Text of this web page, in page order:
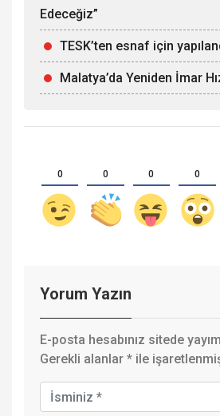
Edeceğiz”
TESK’ten esnaf için
Malatya’da Yeniden İmar
0 0 0 0
Yorum Yazın
E-posta hesabınız sitede
Gerekli alanlar * ile